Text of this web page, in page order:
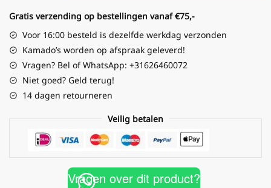
Gratis verzending op bestellingen vanaf €75,-
Voor 16:00 besteld is dezelfde werkdag verzonden
Kamado’s worden op afspraak geleverd!
Vragen? Bel of WhatsApp: +31626460072
Niet goed? Geld terug!
14 dagen retourneren
Veilig betalen
Vragen over dit product?